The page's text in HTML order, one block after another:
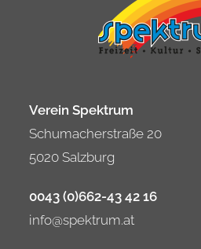
Verein Spektrum
Schumacherstraße 20
5020 Salzburg
0043 (0)662-43 42 16
info@spektrum.at